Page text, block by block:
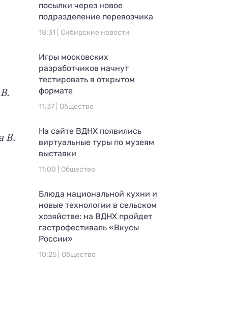
В.
посылки через новое
подразделение перевозчика
18:31 | Сибирские новости
Игры московских
разработчиков начнут
тестировать в открытом
формате
11:37 | Общество
На сайте ВДНХ появились
виртуальные туры по музеям
выставки
11:00 | Общество
Блюда национальной кухни и
новые технологии в сельском
хозяйстве: на ВДНХ пройдет
гастрофестиваль «Вкусы
России»
10:25 | Общество